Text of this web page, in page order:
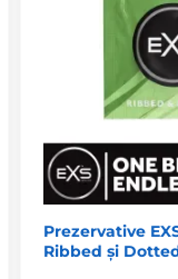
Prezervative
Ribbed și